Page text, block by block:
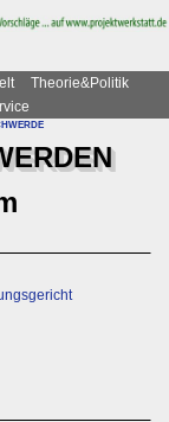
Theorie&Politik